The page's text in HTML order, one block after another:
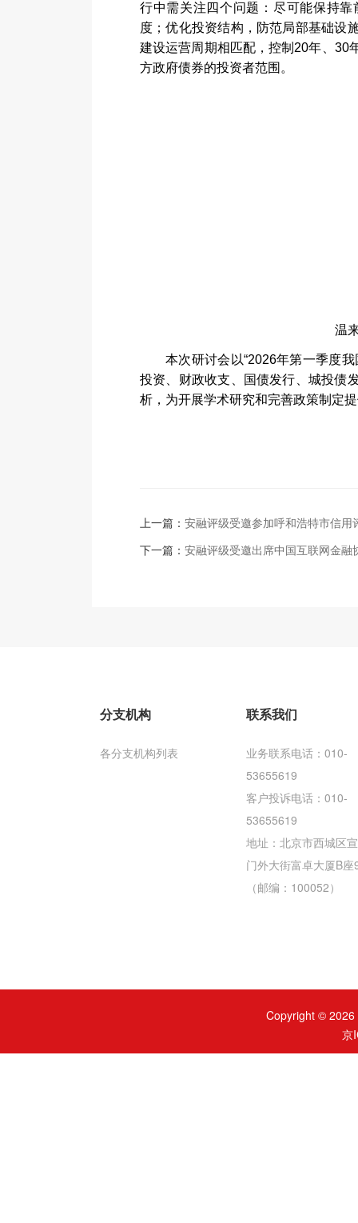
行中需关注四个问题：尽可能保持
度；优化投资结构，防范局部基础设
建设运营周期相匹配，控制 20年、 30
方政府债券的投资者范围。
温
本次研讨会以“2026年第一季度
投资、财政收支、国债发行、城投债
析，为开展学术研究和完善政策制定
上一篇： 安融评级受邀参加呼和浩特市信
下一篇： 安融评级受邀出席中国互联网金
分支机构
各分支机构列表
联系我们
业务联系电话：010-
53655619
客户投诉电话：010-
53655619
地址：北京市西城区
门外大街富卓大厦B座
（邮编：100052）
Copyright © 2026
京